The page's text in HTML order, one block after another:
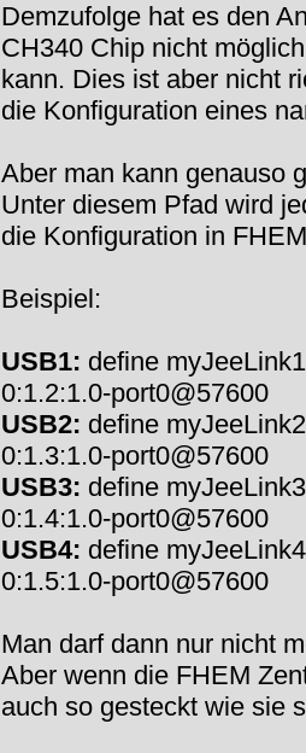
Demzufolge hat es den
CH340 Chip nicht
kann. Dies ist aber nicht
die Konfiguration eines
Aber man kann genauso
Unter diesem Pfad wird
die Konfiguration in
Beispiel:
USB1: define
0:1.2:1.0-port0@57600
USB2: define
0:1.3:1.0-port0@57600
USB3: define
0:1.4:1.0-port0@57600
USB4: define
0:1.5:1.0-port0@57600
Man darf dann nur nicht
Aber wenn die FHEM
auch so gesteckt wie sie